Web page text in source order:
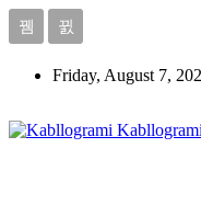
Friday, August 7,